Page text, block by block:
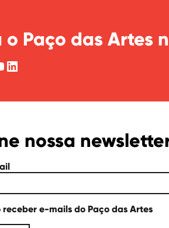
o Paço das Artes
LinkedIn
nossa
receber e-mails do Paço das Artes